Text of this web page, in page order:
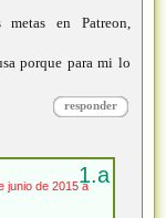
en Patreon,
porque para mi lo
responder
junio de 2015 a